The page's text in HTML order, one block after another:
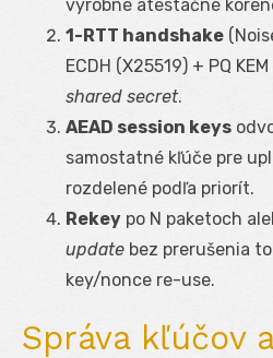
výrobné atestačné
1-RTT handshake
ECDH (X25519) + PQ
shared secret.
AEAD session keys
samostatné kľúče pre
rozdelené podľa priorít.
Rekey po N paketoch
update bez prerušenia
key/nonce re-use.
Správa kľúčov